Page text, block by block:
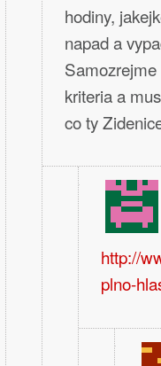
hodiny,
napad a
kriteria a
co ty
http://
plno-